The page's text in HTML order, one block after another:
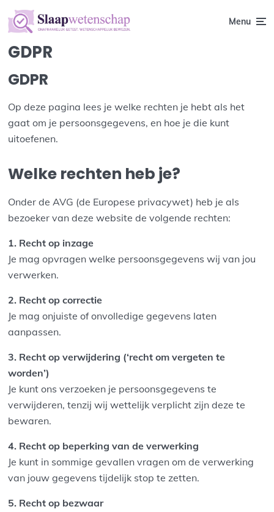
Menu
GDPR
GDPR
Op deze pagina lees je welke rechten je hebt als het
gaat om je persoonsgegevens, en hoe je die kunt
uitoefenen.
Welke rechten heb je?
Onder de AVG (de Europese privacywet) heb je als
bezoeker van deze website de volgende rechten:
1. Recht op inzage
Je mag opvragen welke persoonsgegevens wij van jou
verwerken.
2. Recht op correctie
Je mag onjuiste of onvolledige gegevens laten
aanpassen.
3. Recht op verwijdering (‘recht om vergeten te
worden’)
Je kunt ons verzoeken je persoonsgegevens te
verwijderen, tenzij wij wettelijk verplicht zijn deze te
bewaren.
4. Recht op beperking van de verwerking
Je kunt in sommige gevallen vragen om de verwerking
van jouw gegevens tijdelijk stop te zetten.
5. Recht op bezwaar